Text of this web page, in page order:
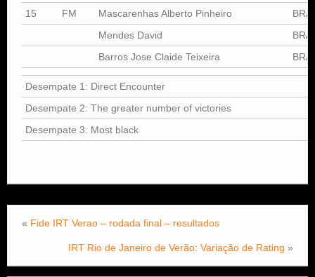
15
FM Mascarenhas Alberto Pinheiro
BRA
Mendes David
BRA
Barros Jose Claide Teixeira
BRA
Desempate 1: Direct Encounter
Desempate 2: The greater number of victories
Desempate 3: Most black
« Fide IRT Verao – rodada final – resultados
IRT Rio de Janeiro de Verão: Variação de Rating »